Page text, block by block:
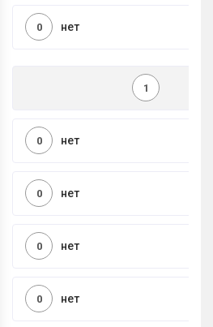
нет
0
1
нет
0
нет
0
нет
0
нет
0